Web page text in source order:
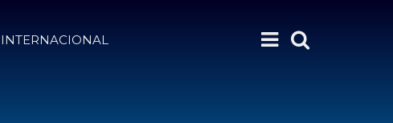
INTERNACIONAL